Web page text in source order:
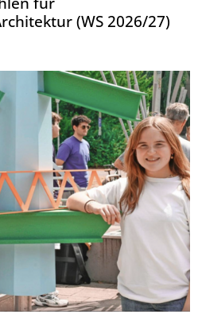
(WS 2026/27)